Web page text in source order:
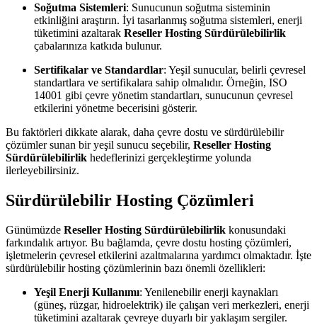
Soğutma Sistemleri: Sunucunun soğutma sisteminin
etkinliğini araştırın. İyi tasarlanmış soğutma sistemleri, enerji
tüketimini azaltarak Reseller Hosting Sürdürülebilirlik
çabalarınıza katkıda bulunur.
Sertifikalar ve Standardlar: Yeşil sunucular, belirli çevresel
standartlara ve sertifikalara sahip olmalıdır. Örneğin, ISO
14001 gibi çevre yönetim standartları, sunucunun çevresel
etkilerini yönetme becerisini gösterir.
Bu faktörleri dikkate alarak, daha çevre dostu ve sürdürülebilir
çözümler sunan bir yeşil sunucu seçebilir, Reseller Hosting
Sürdürülebilirlik hedeflerinizi gerçekleştirme yolunda
ilerleyebilirsiniz.
Sürdürülebilir Hosting Çözümleri
Günümüzde Reseller Hosting Sürdürülebilirlik konusundaki
farkındalık artıyor. Bu bağlamda, çevre dostu hosting çözümleri,
işletmelerin çevresel etkilerini azaltmalarına yardımcı olmaktadır. İşte
sürdürülebilir hosting çözümlerinin bazı önemli özellikleri:
Yeşil Enerji Kullanımı: Yenilenebilir enerji kaynakları
(güneş, rüzgar, hidroelektrik) ile çalışan veri merkezleri, enerji
tüketimini azaltarak çevreye duyarlı bir yaklaşım sergiler.